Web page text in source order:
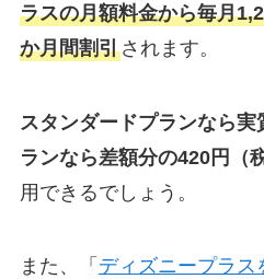
ラスの月額料金から毎月
か月間割引されます。
スタンダードプランなら
ランなら差額分の420円（
用できるでしょう。
また、「 ディズニープラス